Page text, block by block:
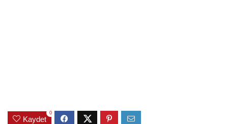
Kaydet
0